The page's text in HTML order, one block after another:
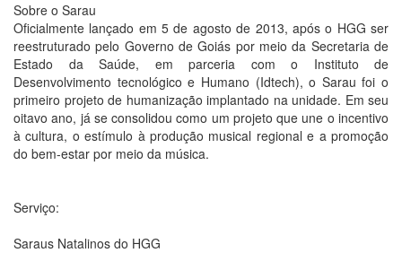
Sobre o Sarau
Oficialmente lançado em 5 de agosto de 2013, após o HGG ser
reestruturado pelo Governo de Goiás por meio da Secretaria de
Estado da Saúde, em parceria com o Instituto de
Desenvolvimento tecnológico e Humano (Idtech), o Sarau foi o
primeiro projeto de humanização implantado na unidade. Em seu
oitavo ano, já se consolidou como um projeto que une o incentivo
à cultura, o estímulo à produção musical regional e a promoção
do bem-estar por meio da música.
Serviço:
Saraus Natalinos do HGG